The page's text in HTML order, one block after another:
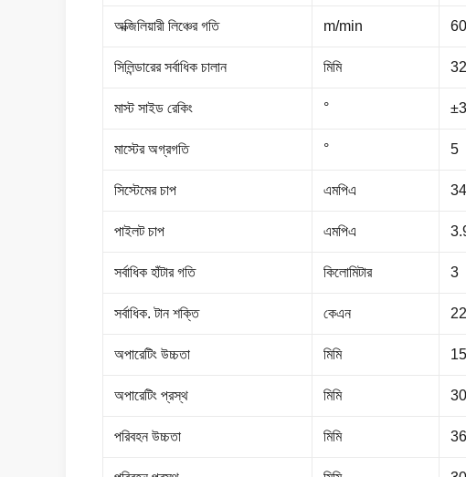
অক্জিলিয়ারী লিঞ্চের গতি m/min 60
সিলিন্ডারের সর্বাধিক চালান মিমি
মাস্ট সাইড রেকিং ° ±3
মাস্টের অগ্রগতি ° 5
সিস্টেমের চাপ এমপিএ
পাইলট চাপ এমপিএ
সর্বাধিক হাঁটার গতি কিলোমিটার 3
সর্বাধিক. টান শক্তি কেএন
অপারেটিং উচ্চতা মিমি
অপারেটিং প্রস্থ মিমি
পরিবহন উচ্চতা মিমি